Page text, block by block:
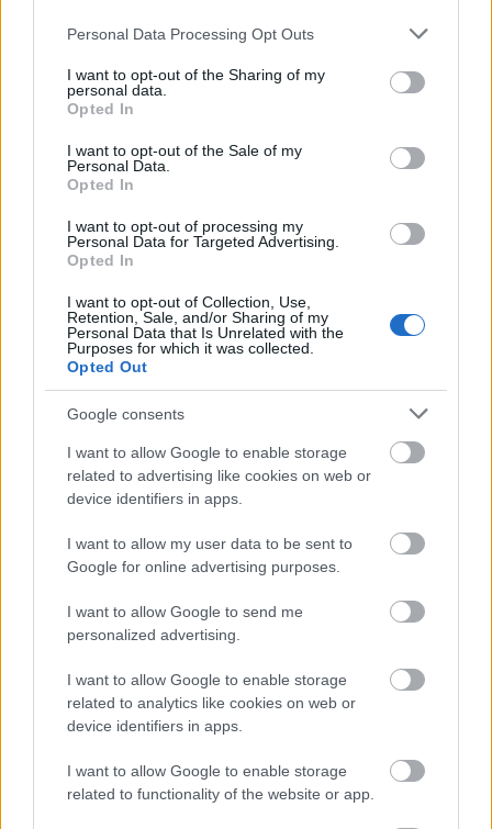
Please note that this website/app uses one or more Google
not limited to your visit or usage behaviour. You may click to
grant or deny consent to Google and its third-party tags to
use your data for below specified purposes in below Google
consent section.
Personal Data Processing Opt Outs
I want to opt-out of the Sharing of my
personal data.
Opted In
I want to opt-out of the Sale of my
Personal Data.
Opted In
I want to opt-out of processing my
Personal Data for Targeted Advertising.
Opted In
I want to opt-out of Collection, Use,
Retention, Sale, and/or Sharing of my
Personal Data that Is Unrelated with the
Purposes for which it was collected.
Opted Out
Google consents
I want to allow Google to enable storage
related to advertising like cookies on web or
device identifiers in apps.
I want to allow my user data to be sent to
Google for online advertising purposes.
I want to allow Google to send me
personalized advertising.
I want to allow Google to enable storage
related to analytics like cookies on web or
device identifiers in apps.
I want to allow Google to enable storage
related to functionality of the website or app.
magunk mentésére, mint az, hogy képébe
vigyorgunk az összes álszent hazudozónak,
ráröhögünk a horthysta restaurációt nyíltan
hirdetőkre és sunyin életünkbe csempészőkre. Mi
más maradt hátra, mint Madách Liciferével szólni:
Tragédiának nézed? nézd legott
Komédiának, s múlattatni fog.
No de nemcsak ezt akartam megírni, hanem azt is,
hogy a fentebb említett Orbán-pingáló akcióról hírt
adó írásom arra a Google-keresésre, hogy
Magyarország miniszterelnöke
- felkerült a Google
első 10 találata közé. Ott szerepel a legjobb
képtalálatok között is. Ez nem az első ilyen (bár kétes
értékű) sikerem. Egy weboldalam első helyen
indított keresésre. Ha tetszik: ezek az én kinevetős
performanszaim...
Ha érdekel, hogy csinálom:
Miért fontos a Google-ban első 10-be kerülni?